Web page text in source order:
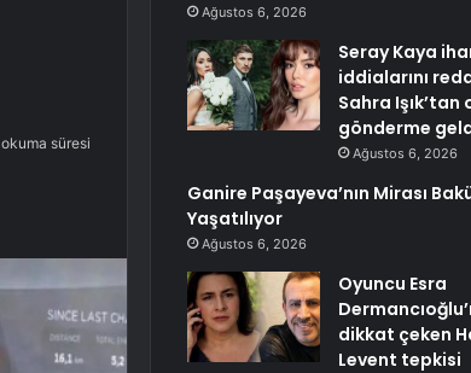
süresi
Ağustos 6, 2026
Seray Kaya
iddialarını
Sahra Işık’tan
gönderme
Ağustos 6, 2026
Ganire Paşayeva’nın Mirası
Yaşatılıyor
Ağustos 6, 2026
Oyuncu Esra
dikkat çeken
Levent tepkisi